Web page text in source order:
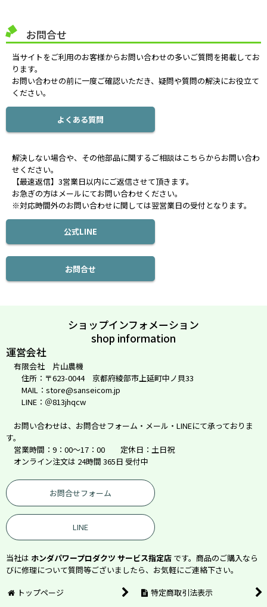
お問合せ
当サイトをご利用のお客様からお問い合わせの多いご質問を掲載してお
ります。
お問い合わせの前に一度ご確認いただき、疑問や質問の解決にお役立て
ください。
よくある質問
解決しない場合や、その他部品に関するご相談はこちらからお問い合わ
せください。
【最速返信】3営業日以内にご返信させて頂きます。
お急ぎの方はメールにてお問い合わせください。
※対応時間外のお問い合わせに関しては翌営業日の受付となります。
公式LINE
お問合せ
ショップインフォメーション
shop information
運営会社
有限会社 片山農機
住所：〒623-0044 京都府綾部市上延町中ノ貝33
MAIL：store@sanseicom.jp
LINE：＠813jhqcw
お問い合わせは、お問合せフォーム・メール・LINEにて承っておりま
す。
営業時間：9：00～17：00 定休日：土日祝
オンライン注文は 24時間 365日 受付中
お問合せフォーム
LINE
当社は ホンダパワープロダクツ サービス指定店 です。商品のご購入なら
びに修理について質問等ございましたら、お気軽にご連絡下さい。
トップページ
特定商取引法表示